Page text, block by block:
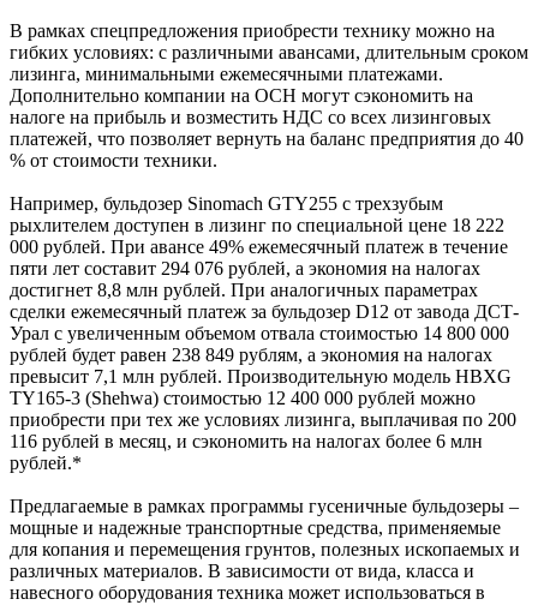
В рамках спецпредложения приобрести технику можно на
гибких условиях: с различными авансами, длительным сроком
лизинга, минимальными ежемесячными платежами.
Дополнительно компании на ОСН могут сэкономить на
налоге на прибыль и возместить НДС со всех лизинговых
платежей, что позволяет вернуть на баланс предприятия до 40
% от стоимости техники.
Например, бульдозер Sinomach GTY255 с трехзубым
рыхлителем доступен в лизинг по специальной цене 18 222
000 рублей. При авансе 49% ежемесячный платеж в течение
пяти лет составит 294 076 рублей, а экономия на налогах
достигнет 8,8 млн рублей. При аналогичных параметрах
сделки ежемесячный платеж за бульдозер D12 от завода ДСТ-
Урал с увеличенным объемом отвала стоимостью 14 800 000
рублей будет равен 238 849 рублям, а экономия на налогах
превысит 7,1 млн рублей. Производительную модель HBXG
TY165-3 (Shehwa) стоимостью 12 400 000 рублей можно
приобрести при тех же условиях лизинга, выплачивая по 200
116 рублей в месяц, и сэкономить на налогах более 6 млн
рублей.*
Предлагаемые в рамках программы гусеничные бульдозеры –
мощные и надежные транспортные средства, применяемые
для копания и перемещения грунтов, полезных ископаемых и
различных материалов. В зависимости от вида, класса и
навесного оборудования техника может использоваться в